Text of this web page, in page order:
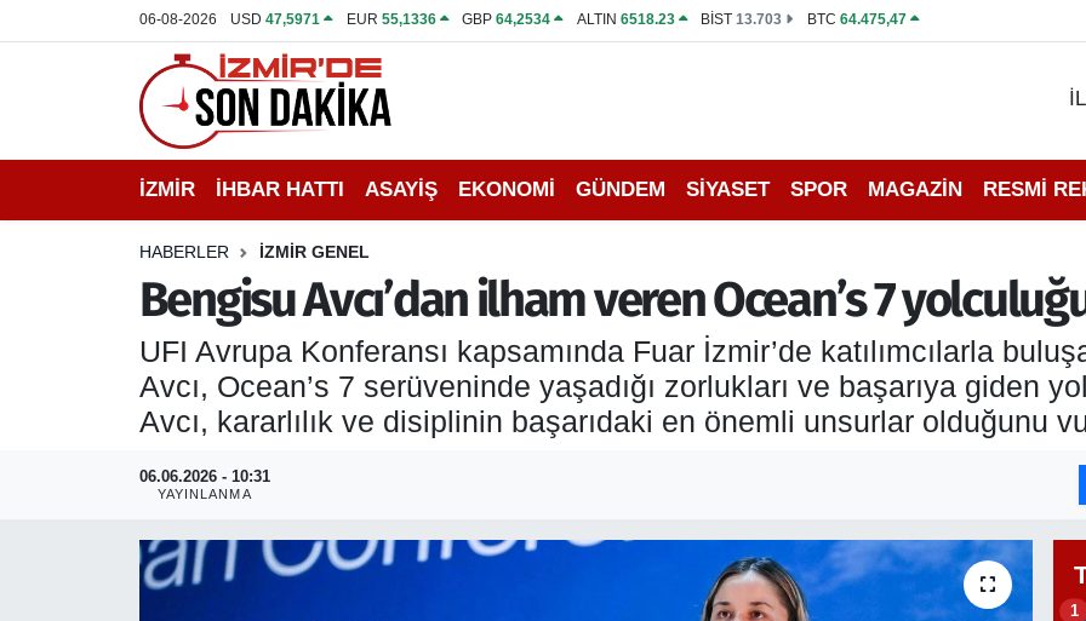
06-08-2026 USD47,5971 EUR 55,1336 GBP64,2534 ALTIN 6518.23 BİST13.703 BTC 64.475,47
İZMİR İHBAR HATTI ASAYİŞ EKONOMİ GÜNDEM SİYASET SPOR MAGAZİN RESMİ
HABERLER İZMİR GENEL
Bengisu Avcı’dan ilham veren Ocean’s 7
UFI Avrupa Konferansı kapsamında Fuar İzmir’de katılımcılarla
Avcı, Ocean’s 7 serüveninde yaşadığı zorlukları ve başarıya giden
Avcı, kararlılık ve disiplinin başarıdaki en önemli unsurlar olduğunu
06.06.2026 - 10:31
YAYINLANMA
1
İHBAR HATTI
DEPREM
EKONOMİ
SİYASET
RESMİ REKLAM
İzmir Nöbetçi Eczaneler
İzmir Hava Durumu
İzmir Namaz Vakitleri
İzmir Trafik Yoğunluk Haritası
Puan Durumu ve Fikstür
Tüm Manşetler